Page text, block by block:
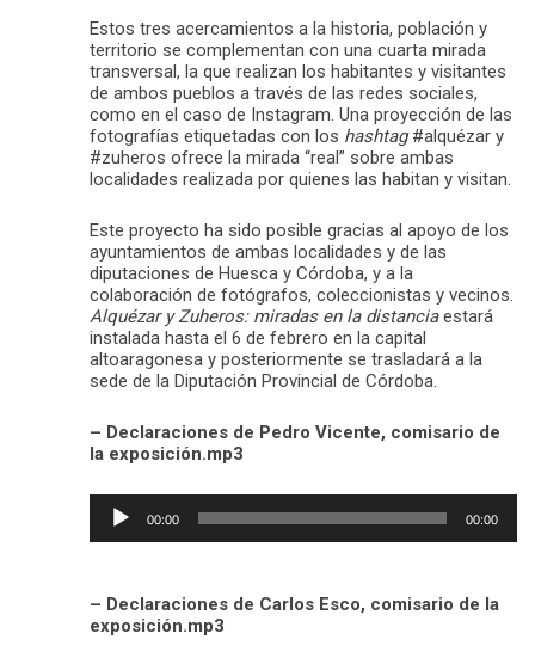
Estos tres acercamientos a la historia, población y
territorio se complementan con una cuarta mirada
transversal, la que realizan los habitantes y visitantes
de ambos pueblos a través de las redes sociales,
como en el caso de Instagram. Una proyección de las
fotografías etiquetadas con los hashtag#alquézar y
#zuheros ofrece la mirada “real” sobre ambas
localidades realizada por quienes las habitan y visitan.
Este proyecto ha sido posible gracias al apoyo de los
ayuntamientos de ambas localidades y de las
diputaciones de Huesca y Córdoba, y a la
colaboración de fotógrafos, coleccionistas y vecinos.
Alquézar y Zuheros: miradas en la distanciaestará
instalada hasta el 6 de febrero en la capital
altoaragonesa y posteriormente se trasladará a la
sede de la Diputación Provincial de Córdoba.
– Declaraciones de Pedro Vicente, comisario de
la exposición.mp3
Reproductor
de
00:00 00:00
– Declaraciones de Carlos Esco, comisario de la
exposición.mp3